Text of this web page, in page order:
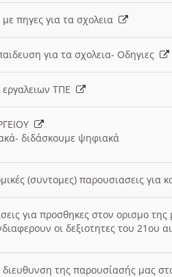
με πηγες για τα σχολεια
για τα σχολεια- Οδηγιες
εργαλειων ΤΠΕ
διδάσκουμε ψηφιακά
(συντομες) παρουσιασεις για
για προσθηκες στον ορισμο
οι δεξιοτητες του 21ου
της παρουσίασής μας